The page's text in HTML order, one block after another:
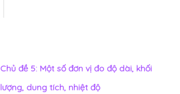
Chủ đề 5: Một số đơn vị đo độ dài, khối
lượng, dung tích, nhiệt độ